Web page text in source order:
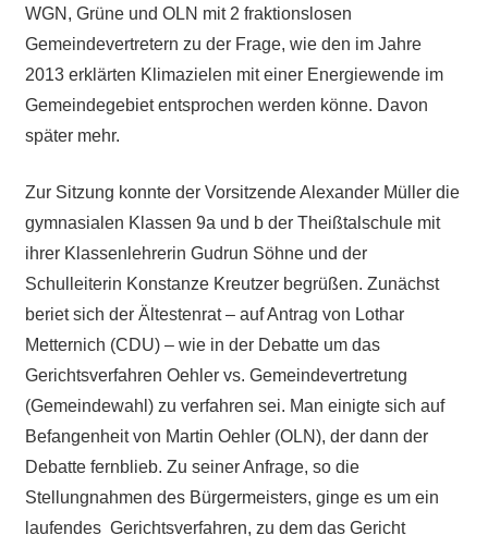
WGN, Grüne und OLN mit 2 fraktionslosen
Gemeindevertretern zu der Frage, wie den im Jahre
2013 erklärten Klimazielen mit einer Energiewende im
Gemeindegebiet entsprochen werden könne. Davon
später mehr.
Zur Sitzung konnte der Vorsitzende Alexander Müller die
gymnasialen Klassen 9a und b der Theißtalschule mit
ihrer Klassenlehrerin Gudrun Söhne und der
Schulleiterin Konstanze Kreutzer begrüßen. Zunächst
beriet sich der Ältestenrat – auf Antrag von Lothar
Metternich (CDU) – wie in der Debatte um das
Gerichtsverfahren Oehler vs. Gemeindevertretung
(Gemeindewahl) zu verfahren sei. Man einigte sich auf
Befangenheit von Martin Oehler (OLN), der dann der
Debatte fernblieb. Zu seiner Anfrage, so die
Stellungnahmen des Bürgermeisters, ginge es um ein
laufendes Gerichtsverfahren, zu dem das Gericht